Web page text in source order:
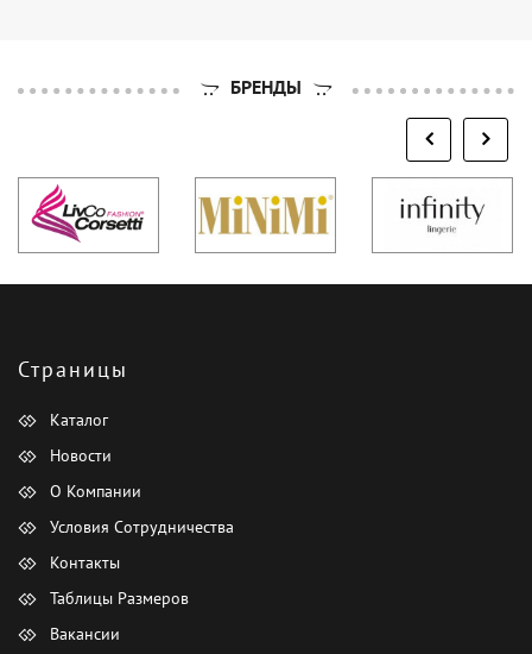
БРЕНДЫ
Страницы
Каталог
Новости
О Компании
Условия Сотрудничества
Контакты
Таблицы Размеров
Вакансии